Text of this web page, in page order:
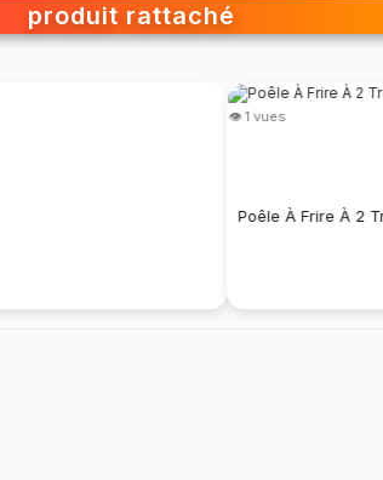
produit rattaché
👁 1 vues
Poêle À Frire À 2